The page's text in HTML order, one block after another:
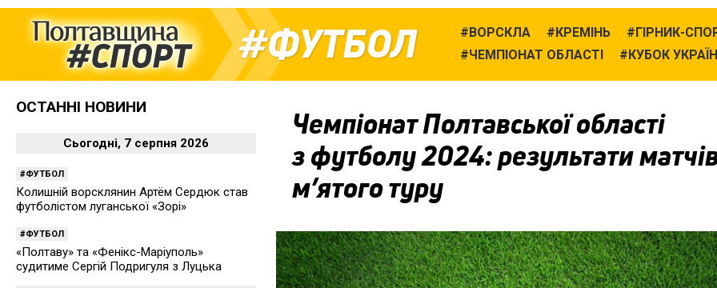
ФУТБОЛ ВОРСКЛА КРЕМІНЬ ГІРНИК-
ЧЕМПІОНАТ ОБЛАСТІ
КУБОК
Чемпіонат Полтавської області
з футболу 2024: результати
м’ятого туру
ОСТАННІ НОВИНИ
Сьогодні, 7 серпня 2026
ФУТБОЛ
Колишній ворсклянин Артём Сердюк став
футболістом луганської «Зорі»
ФУТБОЛ
«Полтаву» та «Фенікс-Маріуполь»
судитиме Сергій Подригуля з Луцька